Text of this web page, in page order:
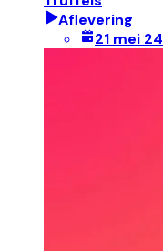
Aflevering
21 mei 24